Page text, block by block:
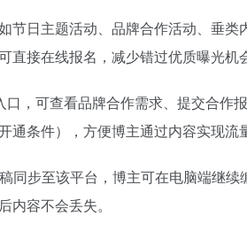
节日主题活动、品牌合作活动、垂
接在线报名，减少错过优质曝光机
口，可查看品牌合作需求、提交合作
条件），方便博主通过内容实现流
同步至该平台，博主可在电脑端继
容不会丢失。
9点1氪｜宇树科技中签率不足长鑫十五分之一；东航宣布提前14天可免费退改票；雪佛兰将停止在华销售
，快买不起电脑了 7
被DeepSeek调用量碾压三倍，GPT-5.6终于免费了
的游戏，居然是AI“山寨”的？ 13
新疆
7 搬家
9 胖东
10 韩国